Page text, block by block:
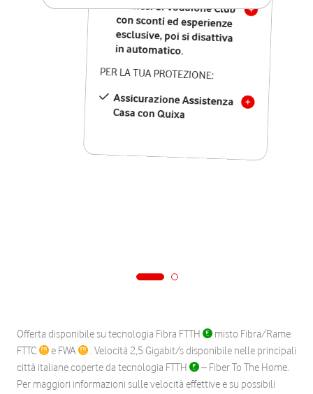
12 mesi di Vodafone Club
con sconti ed esperienze
esclusive, poi si disattiva
in automatico.
PER LA TUA PROTEZIONE:
Assicurazione Assistenza
Casa con Quixa
Offerta disponibile su tecnologia Fibra FTTH
misto Fibra/Rame
FTTC
e FWA
. Velocità 2,5 Gigabit/s disponibile nelle principali
città italiane coperte da tecnologia FTTH
– Fiber To The Home.
Per maggiori informazioni sulle velocità effettive e su possibili